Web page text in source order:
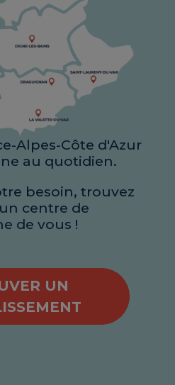
Alpes-Côte d'Azur
au quotidien.
besoin, trouvez
centre de
de vous !
UN